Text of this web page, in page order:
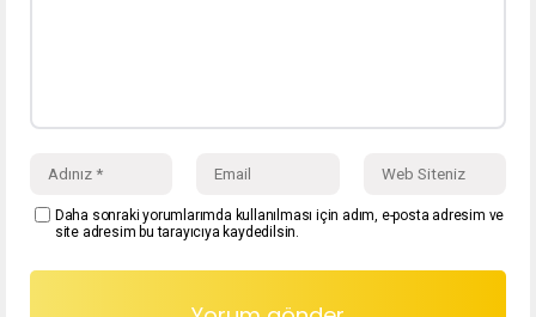
Daha sonraki yorumlarımda kullanılması için adım, e-posta adresim ve
site adresim bu tarayıcıya kaydedilsin.